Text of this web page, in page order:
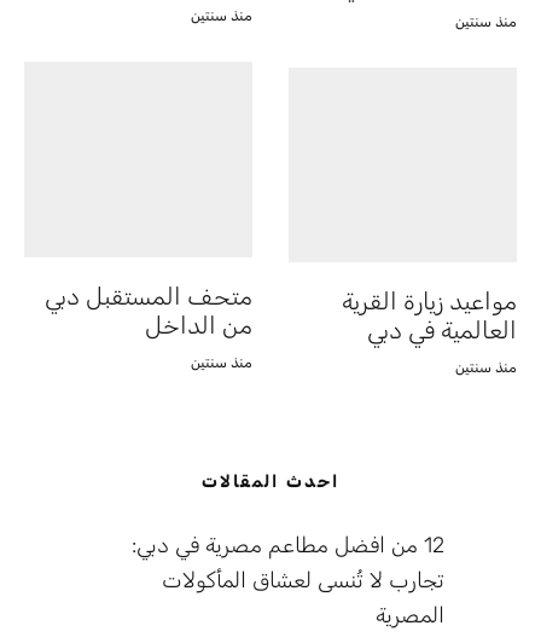
منذ سنتين
مواعيد زيارة القرية
العالمية في دبي
منذ سنتين
منذ سنتين
متحف المستقبل دبي
من الداخل
منذ سنتين
احدث المقالات
12 من افضل مطاعم مصرية في دبي:
تجارب لا تُنسى لعشاق المأكولات
المصرية